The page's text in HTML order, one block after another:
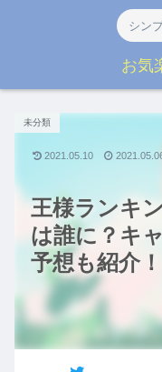
シン
お気
王様ランキ
は誰に？キ
予想も紹介！
未分類
2021.05.10